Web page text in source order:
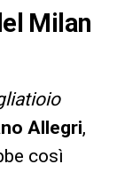
Milan
Allegri,
così